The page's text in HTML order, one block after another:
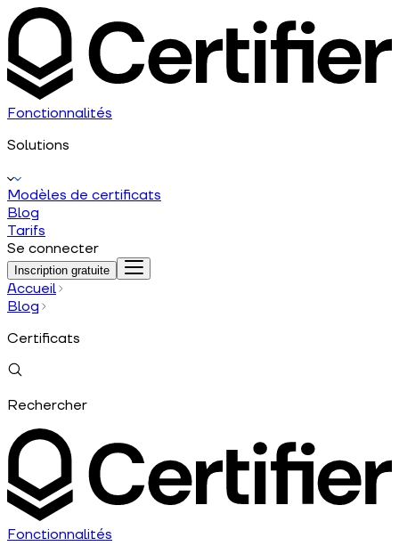
Fonctionnalités
Solutions
Modèles de certificats
Blog
Tarifs
Se connecter
Inscription gratuite
Accueil
Blog
Certificats
Rechercher
Fonctionnalités